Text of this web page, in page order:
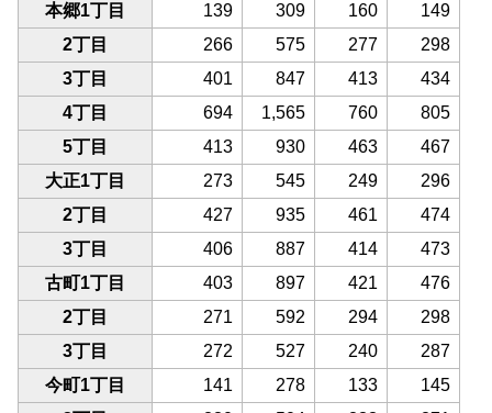
本郷1丁目
139 309 160
149
2丁目
266 575 277
298
3丁目
401 847 413
434
4丁目
694 1,565 760
805
5丁目
413 930 463
467
大正1丁目
273 545 249
296
2丁目
427 935 461
474
3丁目
406 887 414
473
古町1丁目
403 897 421
476
2丁目
271 592 294
298
3丁目
272 527 240
287
今町1丁目
141 278 133
145